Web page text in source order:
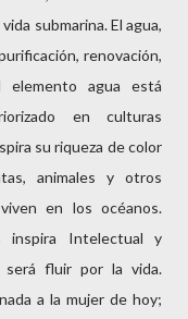
submarina. El agua,
renovación,
elemento agua está
en culturas
su riqueza de color
animales y otros
en los océanos.
inspira Intelectual y
será fluir por la vida.
a la mujer de hoy;